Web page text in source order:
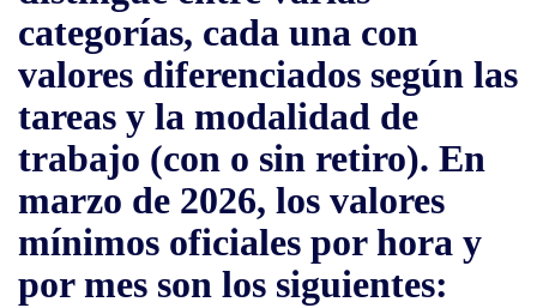
categorías, cada una con
valores diferenciados según las
tareas y la modalidad de
trabajo (con o sin retiro). En
marzo de 2026, los valores
mínimos oficiales por hora y
por mes son los siguientes: